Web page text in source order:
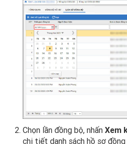
Chọn lần đồng bộ, nhấn Xem
chi tiết danh sách hồ sơ